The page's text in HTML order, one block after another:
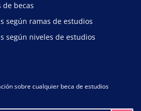
becas
según ramas de estudios
según niveles de estudios
sobre cualquier beca de estudios